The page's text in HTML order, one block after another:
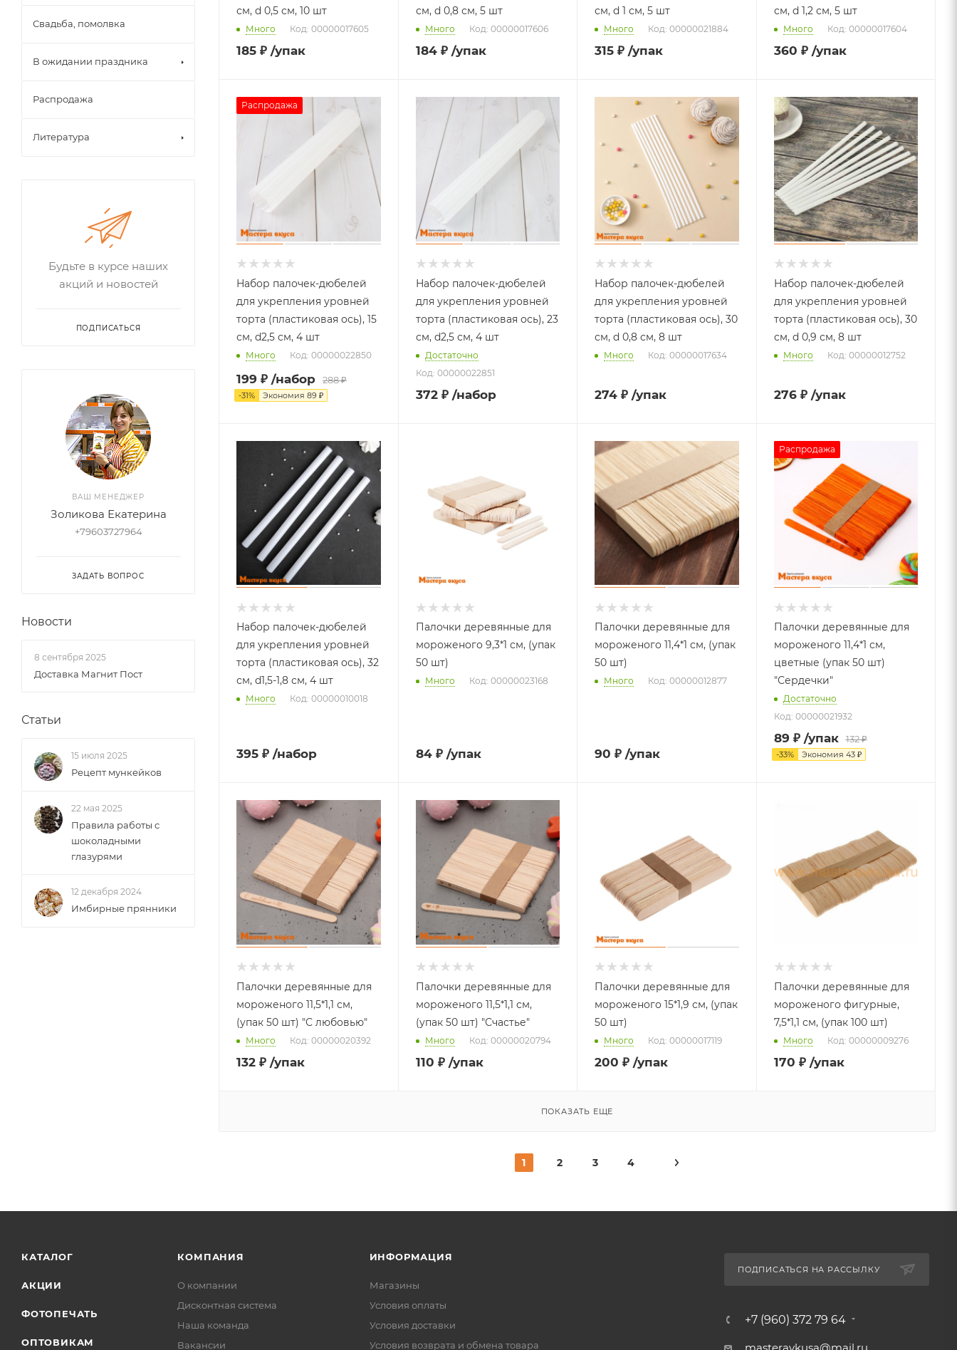
см, d 0,5 см, 10 шт
Много Код: 00000017605
185 ₽ /упак
см, d 0,8 см, 5 шт
Много Код: 00000017606
184 ₽ /упак
см, d 1 см, 5 шт
Много Код: 00000021884
315 ₽ /упак
см, d 1,2 см, 5 шт
Много Код: 00000017604
360 ₽ /упак
Распродажа
Набор палочек-дюбелей
для укрепления уровней
торта (пластиковая ось), 15
см, d2,5 см, 4 шт
Много Код: 00000022850
199 ₽ /набор 288₽
-31% Экономия 89 ₽
Набор палочек-дюбелей
для укрепления уровней
торта (пластиковая ось), 23
см, d2,5 см, 4 шт
Достаточно
Код: 00000022851
372 ₽ /набор
Набор палочек-дюбелей
для укрепления уровней
торта (пластиковая ось), 30
см, d 0,8 см, 8 шт
Много Код: 00000017634
274 ₽ /упак
Набор палочек-дюбелей
для укрепления уровней
торта (пластиковая ось), 30
см, d 0,9 см, 8 шт
Много Код: 00000012752
276 ₽ /упак
Набор палочек-дюбелей
для укрепления уровней
торта (пластиковая ось), 32
см, d1,5-1,8 см, 4 шт
Много Код: 00000010018
395 ₽ /набор
Палочки деревянные для
мороженого 9,3*1 см, (упак
50 шт)
Много Код: 00000023168
84 ₽ /упак
Палочки деревянные для
мороженого 11,4*1 см, (упак
50 шт)
Много Код: 00000012877
90 ₽ /упак
Распродажа
Палочки деревянные для
мороженого 11,4*1 см,
цветные (упак 50 шт)
"Сердечки"
Достаточно
Код: 00000021932
89 ₽ /упак 132₽
-33% Экономия 43 ₽
Палочки деревянные для
мороженого 11,5*1,1 см,
(упак 50 шт) "С любовью"
Много Код: 00000020392
132 ₽ /упак
Палочки деревянные для
мороженого 11,5*1,1 см,
(упак 50 шт) "Счастье"
Много Код: 00000020794
110 ₽ /упак
Палочки деревянные для
мороженого 15*1,9 см, (упак
50 шт)
Много Код: 00000017119
200 ₽ /упак
Палочки деревянные для
мороженого фигурные,
7,5*1,1 см, (упак 100 шт)
Много Код: 00000009276
170 ₽ /упак
ПОКАЗАТЬ ЕЩЕ
1 2 3 4
Свадьба, помолвка
В ожидании праздника
Распродажа
Литература
Будьте в курсе наших
акций и новостей
ПОДПИСАТЬСЯ
ВАШ МЕНЕДЖЕР
Золикова Екатерина
+79603727964
ЗАДАТЬ ВОПРОС
Новости
8 сентября 2025
Доставка Магнит Пост
Статьи
15 июля 2025
Рецепт мункейков
22 мая 2025
Правила работы с
шоколадными
глазурями
12 декабря 2024
Имбирные прянники
КАТАЛОГ
АКЦИИ
ФОТОПЕЧАТЬ
ОПТОВИКАМ
КОМПАНИЯ
О компании
Дисконтная система
Наша команда
Вакансии
ИНФОРМАЦИЯ
Магазины
Условия оплаты
Условия доставки
Условия возврата и обмена товара
ПОДПИСАТЬСЯ НА РАССЫЛКУ
+7 (960) 372 79 64
masteravkusa@mail.ru